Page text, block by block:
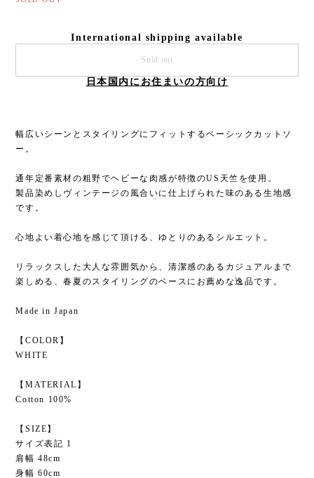
International shipping available
Sold out
日本国内にお住まいの方向け
幅広いシーンとスタイリングにフィットするベーシックカットソ
ー。
通年定番素材の粗野でヘビーな肉感が特徴のUS天竺を使用。
製品染めしヴィンテージの風合いに仕上げられた味のある生地感
です。
心地よい着心地を感じて頂ける、ゆとりのあるシルエット。
リラックスした大人な雰囲気から、清潔感のあるカジュアルまで
楽しめる、春夏のスタイリングのベースにお薦めな逸品です。
Made in Japan
【COLOR】
WHITE
【MATERIAL】
Cotton 100%
【SIZE】
サイズ表記 1
肩幅 48cm
身幅 60cm